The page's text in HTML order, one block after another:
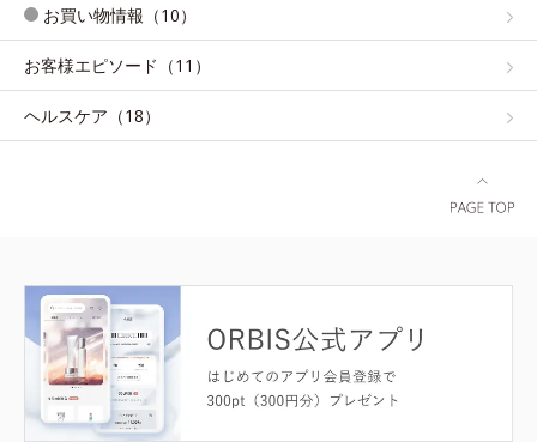
お買い物情報（10）
お客様エピソード（11）
ヘルスケア（18）